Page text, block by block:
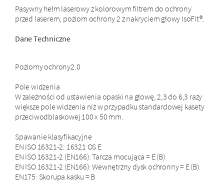
Pasywny hełm laserowy z kolorowym filtrem do ochrony
przed laserem, poziom ochrony 2 z nakryciem głowy IsoFit®.
Dane Techniczne
Poziomy ochrony2.0
Pole widzenia
W zależności od ustawienia opaski na głowę, 2,3 do 6,3 razy
większe pole widzenia niż w przypadku standardowej kasety
przeciwodblaskowej 100 x 50 mm.
Spawanie klasyfikacyjne
EN ISO 16321-2: 16321 OS E
EN ISO 16321-2 (EN166): Tarcza mocująca = E (B)
EN ISO 16321-2 (EN166): Wewnętrzny dysk ochronny = E (B)
EN175: Skorupa kasku = B